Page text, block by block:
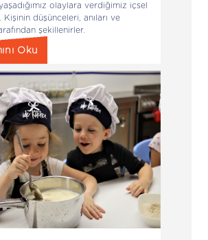
olaylara verdiğimiz içsel
düşünceleri, anıları ve
şekillenirler.
Oku